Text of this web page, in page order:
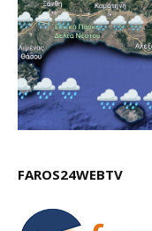
FAROS24WEBTV